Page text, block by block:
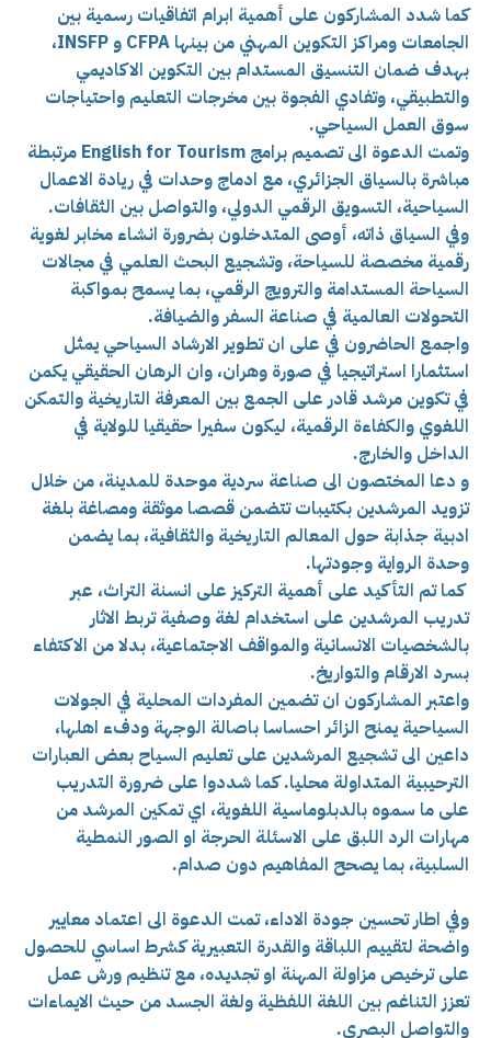
كما شدد المشاركون على أهمية ابرام اتفاقيات رسمية بين
الجامعات ومراكز التكوين المهني من بينها CFPA و INSFP،
بهدف ضمان التنسيق المستدام بين التكوين الاكاديمي
والتطبيقي، وتفادي الفجوة بين مخرجات التعليم واحتياجات
سوق العمل السياحي.
وتمت الدعوة الى تصميم برامج English for Tourism مرتبطة
مباشرة بالسياق الجزائري، مع ادماج وحدات في ريادة الاعمال
السياحية، التسويق الرقمي الدولي، والتواصل بين الثقافات.
وفي السياق ذاته، أوصى المتدخلون بضرورة انشاء مخابر لغوية
رقمية مخصصة للسياحة، وتشجيع البحث العلمي في مجالات
السياحة المستدامة والترويج الرقمي، بما يسمح بمواكبة
التحولات العالمية في صناعة السفر والضيافة.
واجمع الحاضرون في على ان تطوير الارشاد السياحي يمثل
استثمارا استراتيجيا في صورة وهران، وان الرهان الحقيقي يكمن
في تكوين مرشد قادر على الجمع بين المعرفة التاريخية والتمكن
اللغوي والكفاءة الرقمية، ليكون سفيرا حقيقيا للولاية في
الداخل والخارج.
و دعا المختصون الى صناعة سردية موحدة للمدينة، من خلال
تزويد المرشدين بكتيبات تتضمن قصصا موثقة ومصاغة بلغة
ادبية جذابة حول المعالم التاريخية والثقافية، بما يضمن
وحدة الرواية وجودتها.
كما تم التأكيد على أهمية التركيز على انسنة التراث، عبر
تدريب المرشدين على استخدام لغة وصفية تربط الاثار
بالشخصيات الانسانية والمواقف الاجتماعية، بدلا من الاكتفاء
بسرد الارقام والتواريخ.
واعتبر المشاركون ان تضمين المفردات المحلية في الجولات
السياحية يمنح الزائر احساسا باصالة الوجهة ودفء اهلها،
داعين الى تشجيع المرشدين على تعليم السياح بعض العبارات
الترحيبية المتداولة محليا. كما شددوا على ضرورة التدريب
على ما سموه بالدبلوماسية اللغوية، اي تمكين المرشد من
مهارات الرد اللبق على الاسئلة الحرجة او الصور النمطية
السلبية، بما يصحح المفاهيم دون صدام.
وفي اطار تحسين جودة الاداء، تمت الدعوة الى اعتماد معايير
واضحة لتقييم اللباقة والقدرة التعبيرية كشرط اساسي للحصول
على ترخيص مزاولة المهنة او تجديده، مع تنظيم ورش عمل
تعزز التناغم بين اللغة اللفظية ولغة الجسد من حيث الايماءات
والتواصل البصري.